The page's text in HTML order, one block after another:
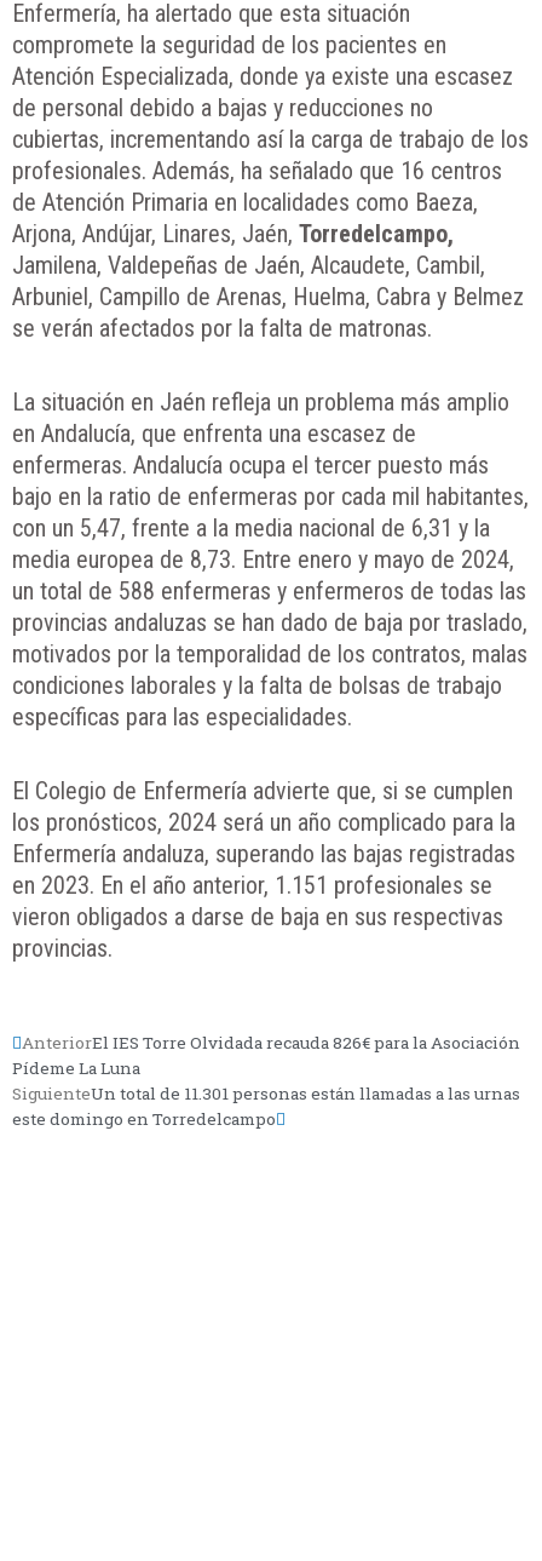
Enfermería, ha alertado que esta situación
compromete la seguridad de los pacientes en
Atención Especializada, donde ya existe una escasez
de personal debido a bajas y reducciones no
cubiertas, incrementando así la carga de trabajo de los
profesionales. Además, ha señalado que 16 centros
de Atención Primaria en localidades como Baeza,
Arjona, Andújar, Linares, Jaén, Torredelcampo,
Jamilena, Valdepeñas de Jaén, Alcaudete, Cambil,
Arbuniel, Campillo de Arenas, Huelma, Cabra y Belmez
se verán afectados por la falta de matronas.
La situación en Jaén refleja un problema más amplio
en Andalucía, que enfrenta una escasez de
enfermeras. Andalucía ocupa el tercer puesto más
bajo en la ratio de enfermeras por cada mil habitantes,
con un 5,47, frente a la media nacional de 6,31 y la
media europea de 8,73. Entre enero y mayo de 2024,
un total de 588 enfermeras y enfermeros de todas las
provincias andaluzas se han dado de baja por traslado,
motivados por la temporalidad de los contratos, malas
condiciones laborales y la falta de bolsas de trabajo
específicas para las especialidades.
El Colegio de Enfermería advierte que, si se cumplen
los pronósticos, 2024 será un año complicado para la
Enfermería andaluza, superando las bajas registradas
en 2023. En el año anterior, 1.151 profesionales se
vieron obligados a darse de baja en sus respectivas
provincias.
AnteriorEl IES Torre Olvidada recauda 826€ para la Asociación
Pídeme La Luna
SiguienteUn total de 11.301 personas están llamadas a las urnas
este domingo en Torredelcampo